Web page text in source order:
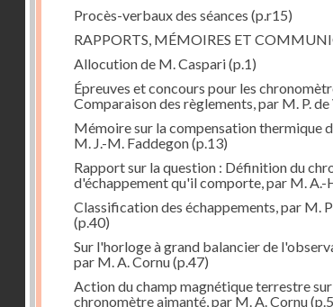
Procès-verbaux des séances (p.r15)
RAPPORTS, MÉMOIRES ET
Allocution de M. Caspari(p.1)
Épreuves et concours pour les
Comparaison des règlements, par M. P. de
Mémoire sur la compensation thermique
M. J.-M. Faddegon(p.13)
Rapport sur la question : Définition du
d'échappement qu'il comporte, par M. A.-
Classification des échappements, par M.
(p.40)
Sur l'horloge à grand balancier de
par M. A. Cornu(p.47)
Action du champ magnétique terrestre
chronomètre aimanté, par M. A. Cornu